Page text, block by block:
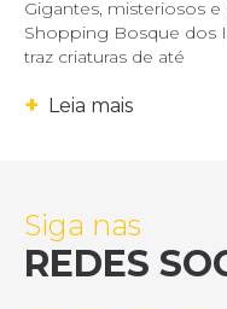
Gigantes, misteriosos
Shopping Bosque dos
traz criaturas de até
+ Leia mais
Siga nas
REDES